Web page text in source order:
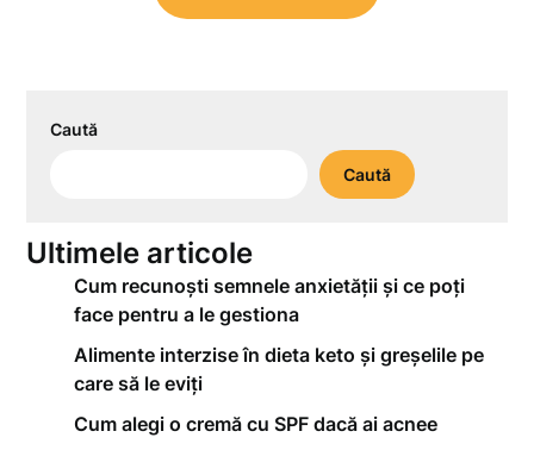
Caută
Caută
Ultimele articole
Cum recunoști semnele anxietății și ce poți
face pentru a le gestiona
Alimente interzise în dieta keto și greșelile pe
care să le eviți
Cum alegi o cremă cu SPF dacă ai acnee